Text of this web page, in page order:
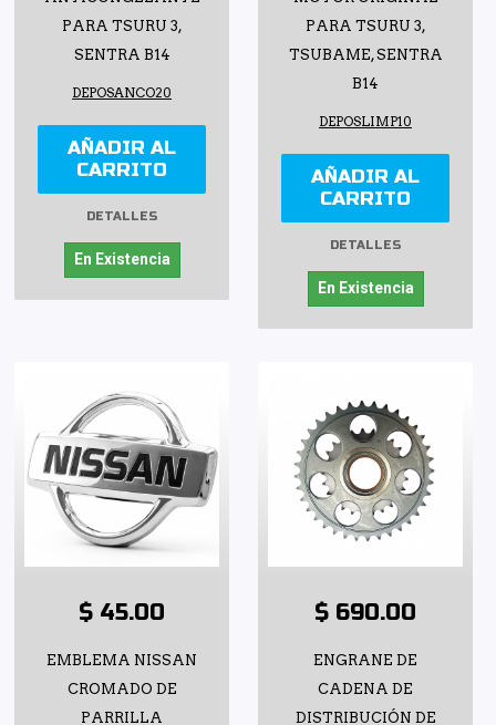
PARA TSURU 3,
SENTRA B14
DEPOSANCO20
AÑADIR AL
CARRITO
DETALLES
En Existencia
PARA TSURU 3,
TSUBAME, SENTRA
B14
DEPOSLIMP10
AÑADIR AL
CARRITO
DETALLES
En Existencia
$ 45.00
EMBLEMA NISSAN
CROMADO DE
PARRILLA
$ 690.00
ENGRANE DE
CADENA DE
DISTRIBUCIÓN DE